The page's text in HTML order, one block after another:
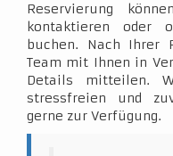
Reservierung
kontaktieren oder
buchen. Nach Ihrer
Team mit Ihnen in
Details mitteilen.
stressfreien und
gerne zur Verfügung.